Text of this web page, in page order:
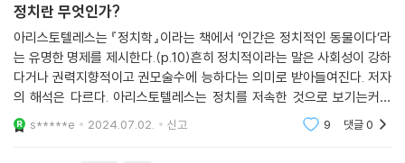
정치란 무엇인가?
아리스토텔레스는 『정치학』이라는 책에서 ‘인간은 정치적인 동물이다’라
는 유명한 명제를 제시한다.(p.10)흔히 정치적이라는 말은 사회성이 강하
다거나 권력지향적이고 권모술수에 능하다는 의미로 받아들여진다. 저자
의 해석은 다르다. 아리스토텔레스는 정치를 저속한 것으로 보기는커녕
‘권위 있고 다른 모든 것을 주도하는 예술’이라고 했다는 것이다.정치가 예
술이라고? 그렇
s*****e 2024.07.02. 신고 9 댓글0